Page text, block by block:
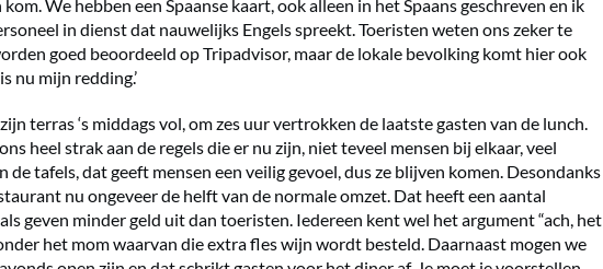
We hebben een Spaanse kaart, ook alleen in het Spaans geschreven en ik
in dienst dat nauwelijks Engels spreekt. Toeristen weten ons zeker te
goed beoordeeld op Tripadvisor, maar de lokale bevolking komt hier ook
nu mijn redding.’
terras ‘s middags vol, om zes uur vertrokken de laatste gasten van de lunch.
heel strak aan de regels die er nu zijn, niet teveel mensen bij elkaar, veel
de tafels, dat geeft mensen een veilig gevoel, dus ze blijven komen. Desondanks
nu ongeveer de helft van de normale omzet. Dat heeft een aantal
geven minder geld uit dan toeristen. Iedereen kent wel het argument “ach, het
het mom waarvan die extra fles wijn wordt besteld. Daarnaast mogen we